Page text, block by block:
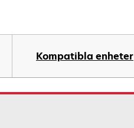
Kompatibla enheter